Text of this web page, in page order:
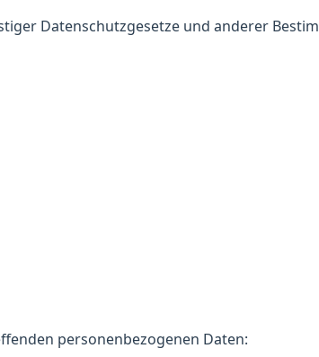
Datenschutzgesetze und anderer
personenbezogenen Daten: